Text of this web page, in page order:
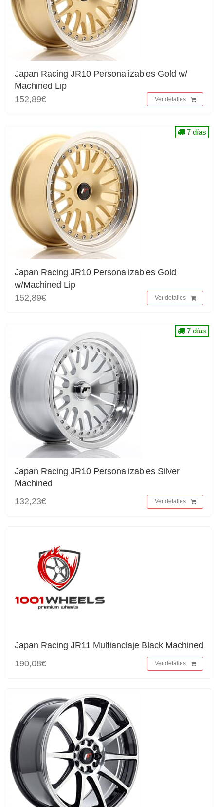
Japan Racing JR10 Personalizables Gold w/
Machined Lip
152,89€
Ver detalles
Japan Racing JR10 Personalizables Gold
w/Machined Lip
152,89€
Ver detalles
7 días
Japan Racing JR10 Personalizables Silver
Machined
132,23€
Ver detalles
7 días
Japan Racing JR11 Multianclaje Black Machined
190,08€
Ver detalles